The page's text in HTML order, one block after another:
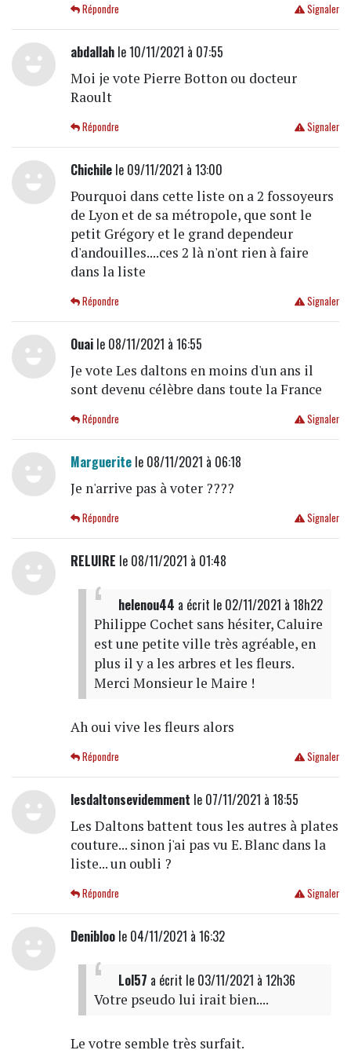
Signaler
Répondre
abdallahle 10/11/2021 à 07:55
Moi je vote Pierre Botton ou docteur
Raoult
Signaler
Répondre
Chichilele 09/11/2021 à 13:00
Pourquoi dans cette liste on a 2 fossoyeurs
de Lyon et de sa métropole, que sont le
petit Grégory et le grand dependeur
d'andouilles....ces 2 là n'ont rien à faire
dans la liste
Signaler
Répondre
Ouaile 08/11/2021 à 16:55
Je vote Les daltons en moins d'un ans il
sont devenu célèbre dans toute la France
Signaler
Répondre
Margueritele 08/11/2021 à 06:18
Je n'arrive pas à voter ????
Signaler
Répondre
RELUIRE le 08/11/2021 à 01:48
helenou44 a écrit le 02/11/2021 à 18h22
Philippe Cochet sans hésiter, Caluire
est une petite ville très agréable, en
plus il y a les arbres et les fleurs.
Merci Monsieur le Maire !
Ah oui vive les fleurs alors
Signaler
Répondre
lesdaltonsevidemment le 07/11/2021 à 18:55
Les Daltons battent tous les autres à plates
couture... sinon j'ai pas vu E. Blanc dans la
liste... un oubli ?
Signaler
Répondre
Denibloole 04/11/2021 à 16:32
Lol57 a écrit le 03/11/2021 à 12h36
Votre pseudo lui irait bien....
Le votre semble très surfait.